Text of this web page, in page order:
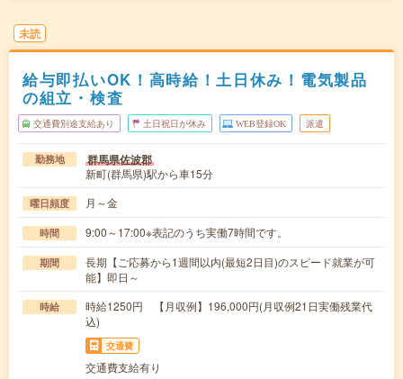
未読
給与即払いOK！高時給！土日休み！電気製品
の組立・検査
交通費別途支給あり 土日祝日が休み WEB登録OK 派遣
勤務地 群馬県佐波郡
新町(群馬県)駅から車15分
曜日頻度 月～金
時間 9:00～17:00※表記のうち実働7時間です。
期間
長期【ご応募から1週間以内(最短2日目)のスピード就業が可
能】即日～
時給
時給1250円 【月収例】196,000円(月収例21日実働残業代
込)
交通費
交通費支給有り